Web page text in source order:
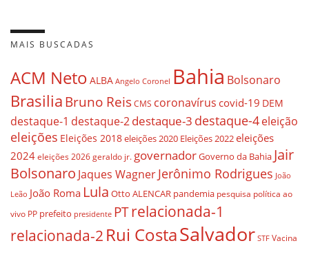
MAIS BUSCADAS
ACM Neto ALBA Angelo Coronel Bahia Bolsonaro
BrasiliaBruno ReisCMS coronavírus covid-19 DEM
destaque-1 destaque-2destaque-3 destaque-4eleição
eleições Eleições 2018eleições 2020 Eleições 2022eleições
2024 eleições 2026 geraldo jr. governadorGoverno da Bahia Jair
Bolsonaro Jaques WagnerJerônimo Rodrigues João
Leão João Roma Lula Otto ALENCAR pandemia pesquisa política ao
vivo PP prefeito presidente PTrelacionada-1
relacionada-2 Rui CostaSalvador STF Vacina